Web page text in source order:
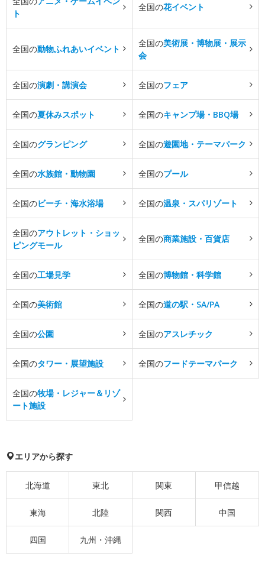
ト
全国の花イベント
全国の動物ふれあいイベント
全国の美術展・博物展・展示
会
全国の演劇・講演会 全国のフェア
全国の夏休みスポット 全国のキャンプ場・BBQ場
全国のグランピング 全国の遊園地・テーマパーク
全国の水族館・動物園 全国のプール
全国のビーチ・海水浴場 全国の温泉・スパリゾート
全国のアウトレット・ショッ
ピングモール
全国の商業施設・百貨店
全国の工場見学 全国の博物館・科学館
全国の美術館 全国の道の駅・SA/PA
全国の公園 全国のアスレチック
全国のタワー・展望施設 全国のフードテーマパーク
全国の牧場・レジャー＆リゾ
ート施設
エリアから探す
北海道 東北 関東 甲信越
東海 北陸 関西 中国
四国 九州・沖縄